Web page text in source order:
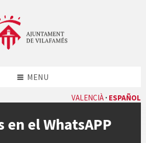
VALENCIÀ ESPAÑOL
MENU
en el WhatsAPP